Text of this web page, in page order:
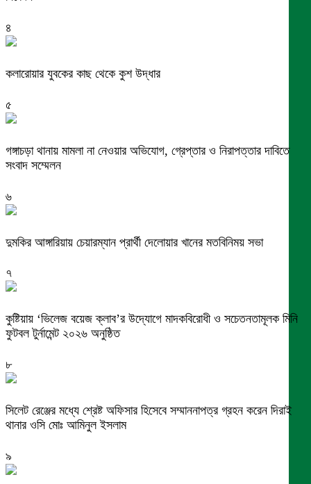
৪
কলারোয়ার যুবকের কাছ থেকে কুশ উদ্ধার
৫
গঙ্গাচড়া থানায় মামলা না নেওয়ার অভিযোগ, গ্রেপ্তার ও নিরাপত্তার দাবিতে
সংবাদ সম্মেলন
৬
দুমকির আঙ্গারিয়ায় চেয়ারম্যান প্রার্থী দেলোয়ার খানের মতবিনিময় সভা
৭
কুষ্টিয়ায় ‘ভিলেজ বয়েজ ক্লাব’র উদ্যোগে মাদকবিরোধী ও সচেতনতামূলক মিনি
ফুটবল টুর্নামেন্ট ২০২৬ অনুষ্ঠিত
৮
সিলেট রেঞ্জের মধ্যে শ্রেষ্ট অফিসার হিসেবে সম্মাননাপত্র গ্রহন করেন দিরাই
থানার ওসি মোঃ আমিনুল ইসলাম
৯